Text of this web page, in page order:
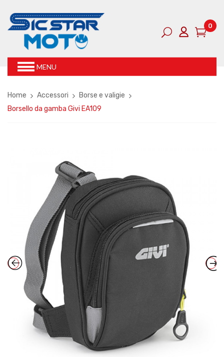
0
MENU
Home Accessori
Borse e valigie
Borsello da gamba Givi EA109